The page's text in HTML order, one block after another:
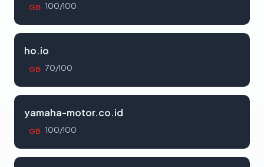
GB 100/100
ho.io
GB 70/100
yamaha-motor.co.id
GB 100/100